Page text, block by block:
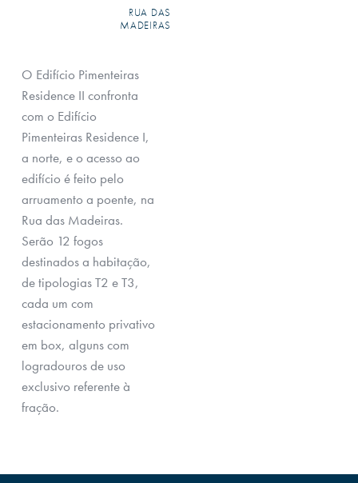
RUA DAS
MADEIRAS
O Edifício Pimenteiras
Residence II confronta
com o Edifício
Pimenteiras Residence I,
a norte, e o acesso ao
edifício é feito pelo
arruamento a poente, na
Rua das Madeiras.
Serão 12 fogos
destinados a habitação,
de tipologias T2 e T3,
cada um com
estacionamento privativo
em box, alguns com
logradouros de uso
exclusivo referente à
fração.